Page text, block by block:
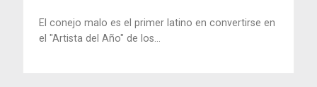
El conejo malo es el primer latino en convertirse en
el "Artista del Año" de los...